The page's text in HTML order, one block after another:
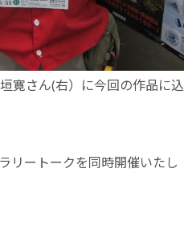
寛さん(右）に今回の作品に込
リートークを同時開催いたし